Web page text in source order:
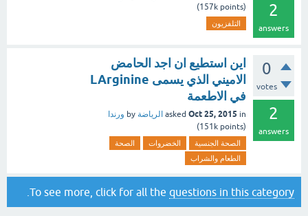
2
answers
(
157k points)
التلفزيون
0
votes
2
answers
اين استطيع ان اجد الحامض
الاميني الذي يسمى LArginine
في الاطعمة
asked Oct 25, 2015 in الرياضة by ورندا
(
151k points)
الصحة الجنسية الخضروات
الصحة
الطعام والشراب
To see more, click for all the questions in this category